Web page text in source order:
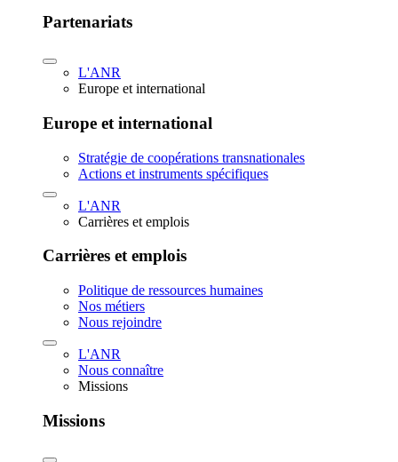
Partenariats
L'ANR
Europe et international
Europe et international
Stratégie de coopérations transnationales
Actions et instruments spécifiques
L'ANR
Carrières et emplois
Carrières et emplois
Politique de ressources humaines
Nos métiers
Nous rejoindre
L'ANR
Nous connaître
Missions
Missions